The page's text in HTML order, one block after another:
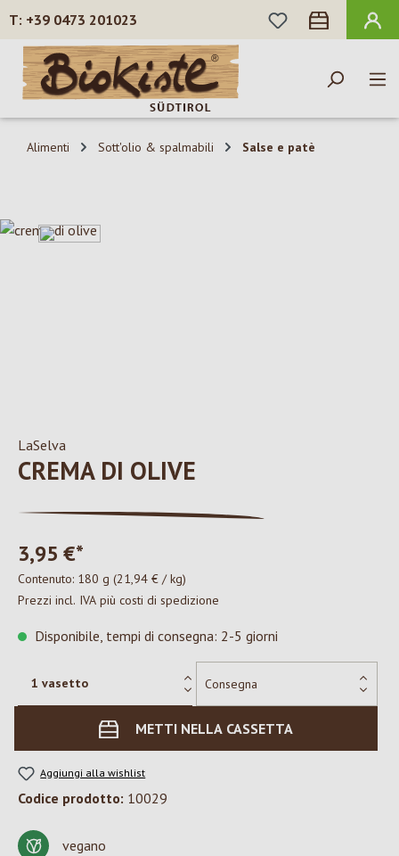
Passa al contenuto principale
+39 0473 201023
HAI 0 ARTICOLI
Alimenti Sott'olio & spalmabili Salse e patè
Salta la galleria di immagini
LaSelva
CREMA DI OLIVE
3,95 €*
Contenuto: 180 g (21,94 € / kg)
Prezzi incl. IVA più costi di spedizione
Disponibile, tempi di consegna: 2-5 giorni
METTI NELLA CASSETTA
Aggiungi alla wishlist
Codice prodotto: 10029
vegano